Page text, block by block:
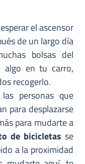
el ascensor
de un largo día
bolsas del
algo en tu carro,
recogerlo.
personas que
para desplazarse
para mudarte a
de bicicletas se
a la proximidad